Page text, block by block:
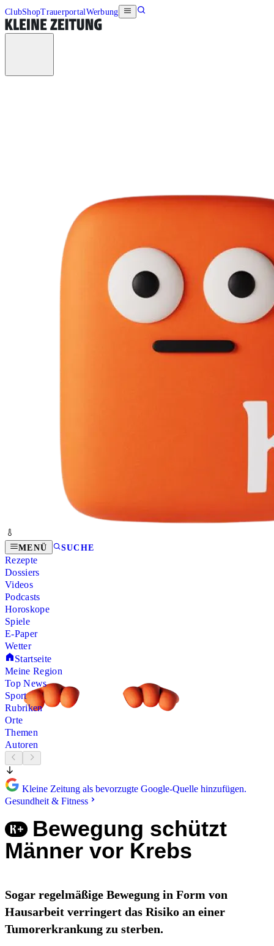
ClubShopTrauerportalWerbung
MENÜ SUCHE
Rezepte
Dossiers
Videos
Podcasts
Horoskope
Spiele
E-Paper
Wetter
Startseite
Meine Region
Top News
Sport
Rubriken
Orte
Themen
Autoren
Kleine Zeitung als bevorzugte Google-Quelle hinzufügen.
Gesundheit & Fitness
Bewegung schützt
Männer vor Krebs
Sogar regelmäßige Bewegung in Form von
Hausarbeit verringert das Risiko an einer
Tumorerkrankung zu sterben.